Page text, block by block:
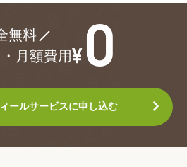
無料
月額費用
ールサービスに申し込む